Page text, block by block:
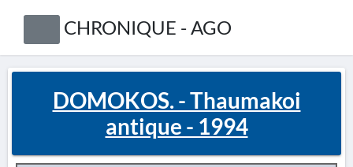
CHRONIQUE - AGO
DOMOKOS. - Thaumakoi
antique - 1994